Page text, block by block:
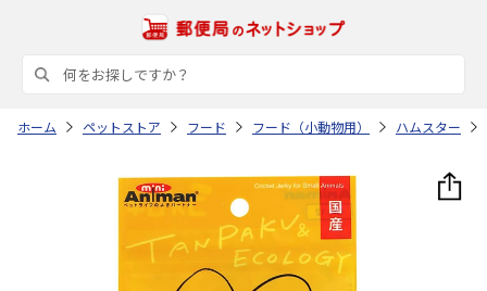
ホーム ペットストア フード フード（小動物用） ハムスター